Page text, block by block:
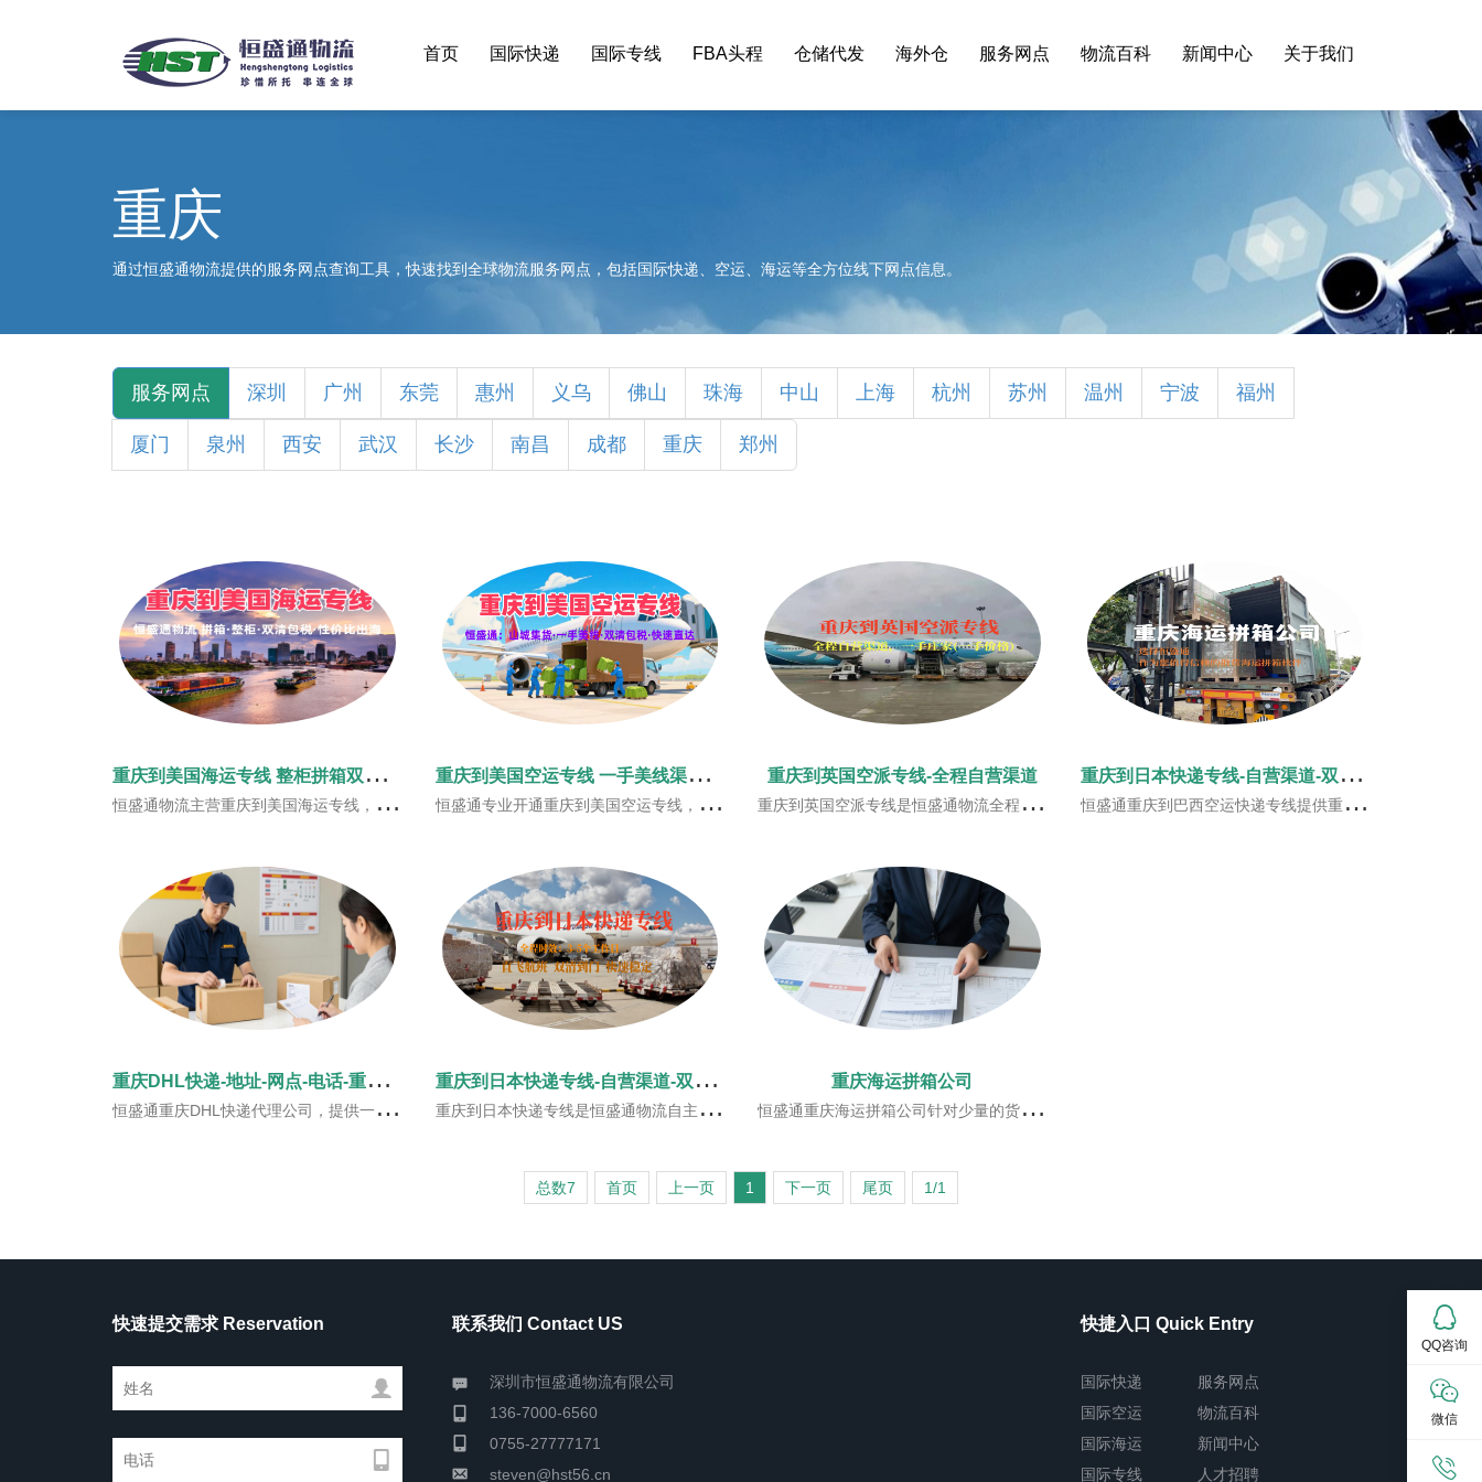
首页 国际快递 国际专线 FBA头程 仓储代发 海外仓 服务网点 物流百科 新闻中心 关于我们
重庆
通过恒盛通物流提供的服务网点查询工具，快速找到全球物流服务网点，包括国际快递、空运、海运等全方位线下网点信息。
服务网点 深圳 广州 东莞 惠州 义乌 佛山 珠海 中山 上海 杭州 苏州 温州 宁波 福州
厦门 泉州 西安 武汉 长沙 南昌 成都 重庆 郑州
重
庆到美国海运专线 整柜拼箱双清包税西南远洋货运
恒盛通物流主营重庆到美国海运专线，本地上门揽货，内河联运衔接出海港口，船期稳定仓位充裕，通达美西、美中、美东全境。一站式双清包税门到门服务，运价实惠，适配川渝工厂货、电商货物大批量赴美出海。
重
庆到美国空运专线 一手美线渠道双清包税快速直达
恒盛通专业开通重庆到美国空运专线，支持重庆全城及周边上门提货，自营固定航班仓位充足，旺季不排仓，美西美中美东全线派送，可承运普货、带电等合规货物，一站式双清包税门到门，助力西南跨境电商与外贸轻松出货赴美。
重庆到英国空派专线-全程自营渠道
重庆到英国空派专线是恒盛通物流全程自营渠道，一手庄家(一手价格)，恒盛通与南航/东航/国航/泰航/美联等航空公司一手庄家，每周稳定直飞航班，近飞近派的方式，提高时效！
重
庆到日本快递专线-自营渠道-双清到门
恒盛通重庆到巴西空运快递专线提供重庆到巴西国际空运， 重庆到巴西国际快递等巴西专线一站式服务。
重
庆DHL快递-地址-网点-电话-重庆DHL服务指南
恒盛通重庆DHL快递代理公司，提供一站式重庆地区DHL快递服务。
重
庆到日本快递专线-自营渠道-双清到门
重庆到日本快递专线是恒盛通物流自主开发渠道，一手庄家，一手价格。恒盛通日本快递专线服务在收到货后打印标签过机器自动测量，安排内地或香港的空港进行直飞运输
重庆海运拼箱公司
恒盛通重庆海运拼箱公司针对少量的货物，我们也可以提供重庆海运拼箱的服务，覆盖全球多个航线。
总数7 首页 上一页 1 下一页 尾页 1/1
快速提交需求 Reservation 联系我们 Contact US
深圳市恒盛通物流有限公司
136-7000-6560
0755-27777171
steven@hst56.cn
快捷入口 Quick Entry
国际快递
国际空运
国际海运
国际专线
服务网点
物流百科
新闻中心
人才招聘
QQ咨询
微信